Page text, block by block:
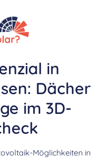
in
Dächer
im 3D-
Möglichkeiten in